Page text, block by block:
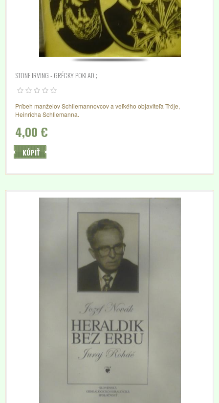
STONE IRVING - GRÉCKY POKLAD ;
Príbeh manželov Schliemannovcov a veľkého objaviteľa Tróje,
Heinricha Schliemanna.
4,00 €
KÚPIŤ